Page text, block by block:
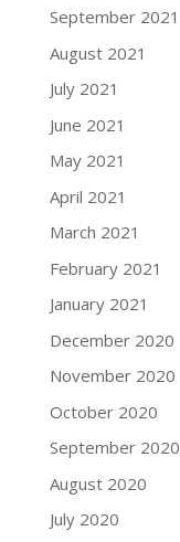
September 2021
August 2021
July 2021
June 2021
May 2021
April 2021
March 2021
February 2021
January 2021
December 2020
November 2020
October 2020
September 2020
August 2020
July 2020